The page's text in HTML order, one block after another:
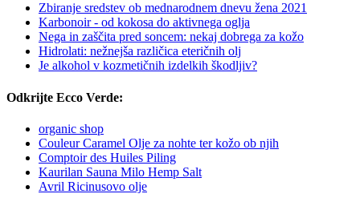
Zbiranje sredstev ob mednarodnem dnevu žena 2021
Karbonoir - od kokosa do aktivnega oglja
Nega in zaščita pred soncem: nekaj dobrega za kožo
Hidrolati: nežnejša različica eteričnih olj
Je alkohol v kozmetičnih izdelkih škodljiv?
Odkrijte Ecco Verde:
organic shop
Couleur Caramel Olje za nohte ter kožo ob njih
Comptoir des Huiles Piling
Kaurilan Sauna Milo Hemp Salt
Avril Ricinusovo olje